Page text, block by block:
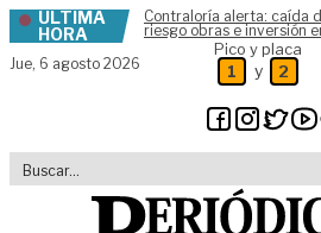
Skip to content
ÚLTIMA
HORA
Contraloría alerta: caída
riesgo obras e inversión
Jue, 6 agosto 2026
Pico y placa
1 y 2